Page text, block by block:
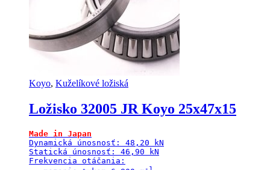
Koyo, Kuželíkové ložiská
Ložisko 32005 JR Koyo 25x47x15
Made in Japan
Dynamická únosnosť: 48,20 kN
Statická únosnosť: 46,90 kN
Frekvencia otáčania: